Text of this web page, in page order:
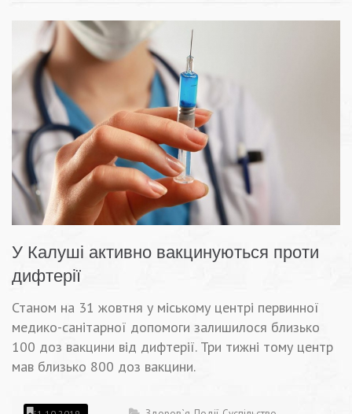
У Калуші активно вакцинуються проти
дифтерії
Станом на 31 жовтня у міському центрі первинної
медико-санітарної допомоги залишилося близько
100 доз вакцини від дифтерії. Три тижні тому центр
мав близько 800 доз вакцини.